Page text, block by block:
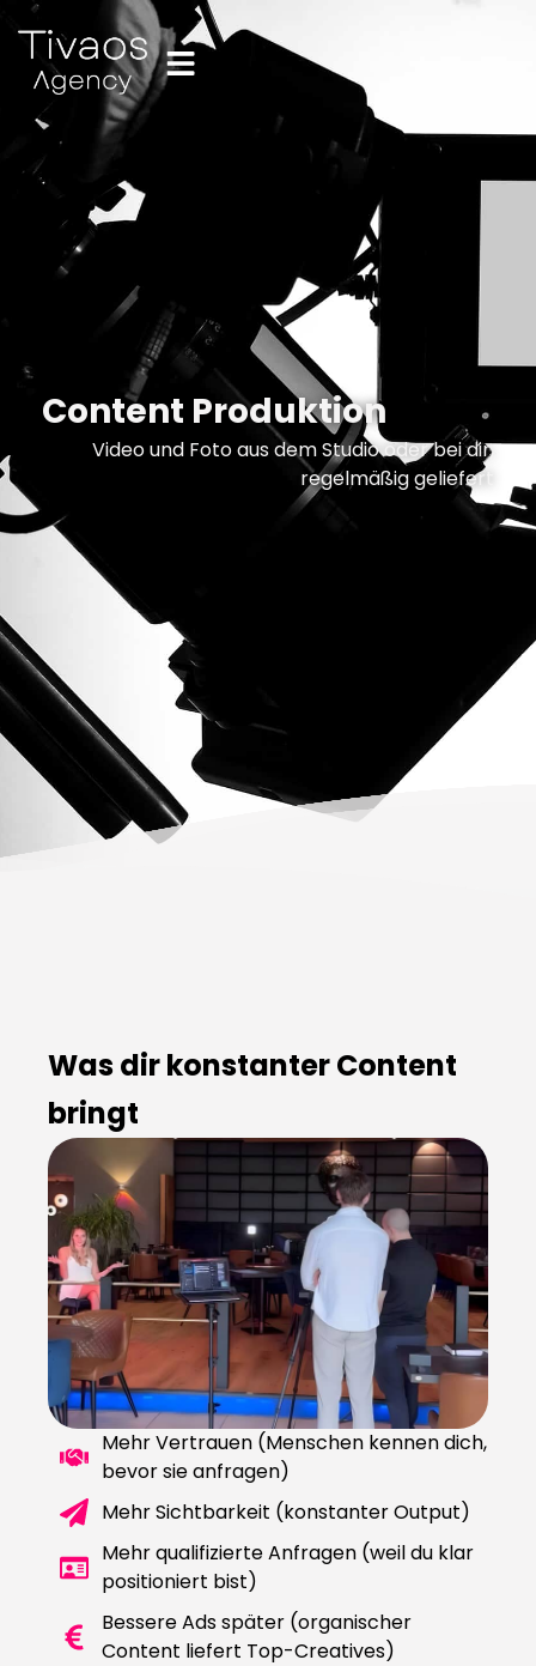
Content Produktion
Video und Foto aus dem Studio oder bei dir,
regelmäßig geliefert
Was dir konstanter Content
bringt
Mehr Vertrauen (Menschen kennen dich,
bevor sie anfragen)
Mehr Sichtbarkeit (konstanter Output)
Mehr qualifizierte Anfragen (weil du klar
positioniert bist)
Bessere Ads später (organischer
Content liefert Top-Creatives)